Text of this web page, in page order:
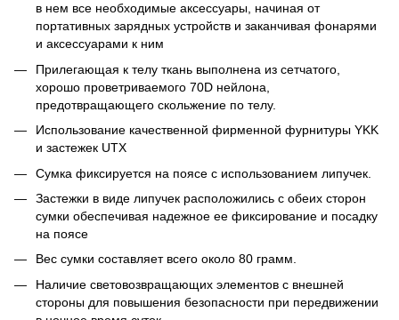
в нем все необходимые аксессуары, начиная от
портативных зарядных устройств и заканчивая фонарями
и аксессуарами к ним
Прилегающая к телу ткань выполнена из сетчатого,
хорошо проветриваемого 70D нейлона,
предотвращающего скольжение по телу.
Использование качественной фирменной фурнитуры YKK
и застежек UTX
Сумка фиксируется на поясе с использованием липучек.
Застежки в виде липучек расположились с обеих сторон
сумки обеспечивая надежное ее фиксирование и посадку
на поясе
Вес сумки составляет всего около 80 грамм.
Наличие световозвращающих элементов с внешней
стороны для повышения безопасности при передвижении